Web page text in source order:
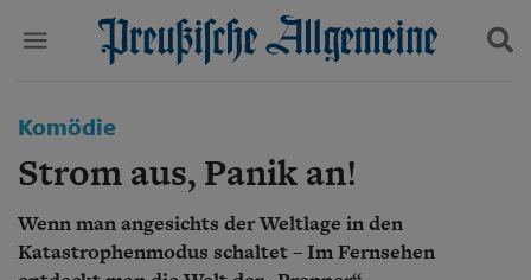
Wirtschaft
Gesellschaft
Leben
Suchen und finden
Komödie
Strom aus, Panik an!
Wenn man angesichts der Weltlage in den
Katastrophenmodus schaltet – Im Fernsehen